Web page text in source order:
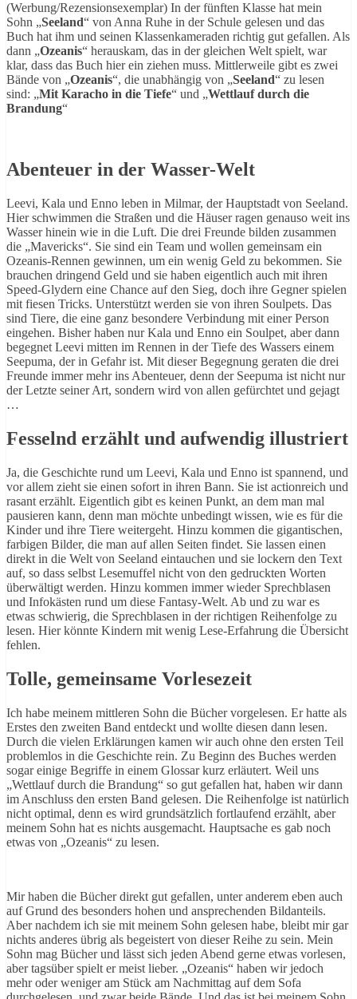
(Werbung/Rezensionsexemplar) In der fünften Klasse hat mein
Sohn „Seeland“ von Anna Ruhe in der Schule gelesen und das
Buch hat ihm und seinen Klassenkameraden richtig gut gefallen. Als
dann „Ozeanis“ herauskam, das in der gleichen Welt spielt, war
klar, dass das Buch hier ein ziehen muss. Mittlerweile gibt es zwei
Bände von „Ozeanis“, die unabhängig von „Seeland“ zu lesen
sind: „Mit Karacho in die Tiefe“ und „Wettlauf durch die
Brandung“
Abenteuer in der Wasser-Welt
Leevi, Kala und Enno leben in Milmar, der Hauptstadt von Seeland.
Hier schwimmen die Straßen und die Häuser ragen genauso weit ins
Wasser hinein wie in die Luft. Die drei Freunde bilden zusammen
die „Mavericks“. Sie sind ein Team und wollen gemeinsam ein
Ozeanis-Rennen gewinnen, um ein wenig Geld zu bekommen. Sie
brauchen dringend Geld und sie haben eigentlich auch mit ihren
Speed-Glydern eine Chance auf den Sieg, doch ihre Gegner spielen
mit fiesen Tricks. Unterstützt werden sie von ihren Soulpets. Das
sind Tiere, die eine ganz besondere Verbindung mit einer Person
eingehen. Bisher haben nur Kala und Enno ein Soulpet, aber dann
begegnet Leevi mitten im Rennen in der Tiefe des Wassers einem
Seepuma, der in Gefahr ist. Mit dieser Begegnung geraten die drei
Freunde immer mehr ins Abenteuer, denn der Seepuma ist nicht nur
der Letzte seiner Art, sondern wird von allen gefürchtet und gejagt
…
Fesselnd erzählt und aufwendig illustriert
Ja, die Geschichte rund um Leevi, Kala und Enno ist spannend, und
vor allem zieht sie einen sofort in ihren Bann. Sie ist actionreich und
rasant erzählt. Eigentlich gibt es keinen Punkt, an dem man mal
pausieren kann, denn man möchte unbedingt wissen, wie es für die
Kinder und ihre Tiere weitergeht. Hinzu kommen die gigantischen,
farbigen Bilder, die man auf allen Seiten findet. Sie lassen einen
direkt in die Welt von Seeland eintauchen und sie lockern den Text
auf, so dass selbst Lesemuffel nicht von den gedruckten Worten
überwältigt werden. Hinzu kommen immer wieder Sprechblasen
und Infokästen rund um diese Fantasy-Welt. Ab und zu war es
etwas schwierig, die Sprechblasen in der richtigen Reihenfolge zu
lesen. Hier könnte Kindern mit wenig Lese-Erfahrung die Übersicht
fehlen.
Tolle, gemeinsame Vorlesezeit
Ich habe meinem mittleren Sohn die Bücher vorgelesen. Er hatte als
Erstes den zweiten Band entdeckt und wollte diesen dann lesen.
Durch die vielen Erklärungen kamen wir auch ohne den ersten Teil
problemlos in die Geschichte rein. Zu Beginn des Buches werden
sogar einige Begriffe in einem Glossar kurz erläutert. Weil uns
„Wettlauf durch die Brandung“ so gut gefallen hat, haben wir dann
im Anschluss den ersten Band gelesen. Die Reihenfolge ist natürlich
nicht optimal, denn es wird grundsätzlich fortlaufend erzählt, aber
meinem Sohn hat es nichts ausgemacht. Hauptsache es gab noch
etwas von „Ozeanis“ zu lesen.
Mir haben die Bücher direkt gut gefallen, unter anderem eben auch
auf Grund des besonders hohen und ansprechenden Bildanteils.
Aber nachdem ich sie mit meinem Sohn gelesen habe, bleibt mir gar
nichts anderes übrig als begeistert von dieser Reihe zu sein. Mein
Sohn mag Bücher und lässt sich jeden Abend gerne etwas vorlesen,
aber tagsüber spielt er meist lieber. „Ozeanis“ haben wir jedoch
mehr oder weniger am Stück am Nachmittag auf dem Sofa